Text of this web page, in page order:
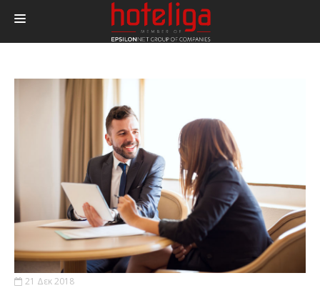
ΕΠΙΚΟΙΝΩΝΙΑ
21 Δεκ 2018